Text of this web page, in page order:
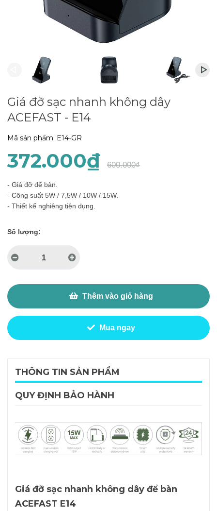
Giá đỡ sạc nhanh không dây
ACEFAST - E14
Mã sản phẩm: E14-GR
372.000₫ 600.000₫
- Giá đỡ để bàn.
- Công suất 5W / 7,5W / 10W / 15W.
- Thiết kế nghiêng tiện dụng.
Số lượng:
Thêm vào giỏ hàng
Mua ngay
THÔNG TIN SẢN PHẨM
QUY ĐỊNH BẢO HÀNH
Giá đỡ sạc nhanh không dây để bàn
ACEFAST E14